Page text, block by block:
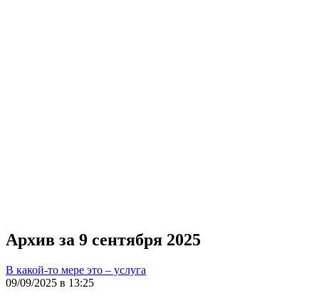
Архив за 9 сентября 2025
В какой-то мере это – услуга
09/09/2025 в 13:25